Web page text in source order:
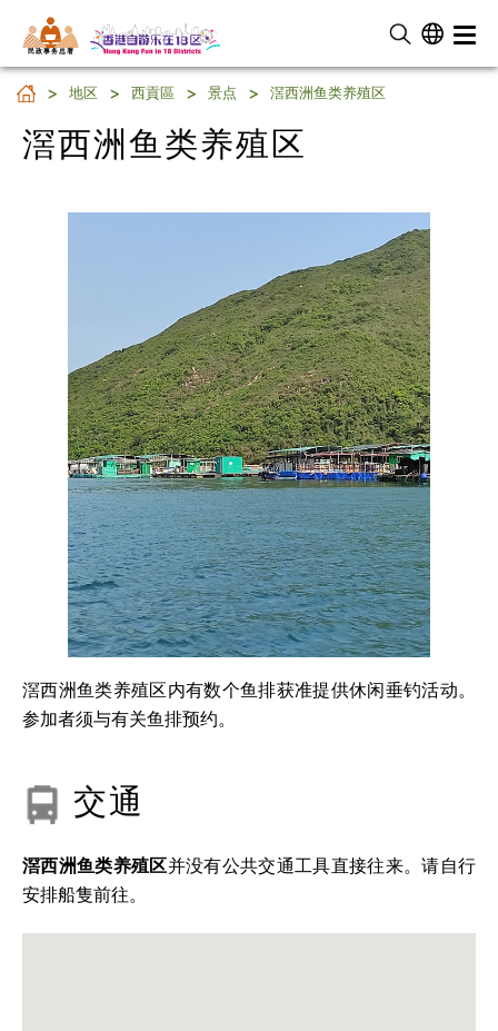
民 政 事 务 总 署
滘西洲鱼类养殖区
地区 西貢區 景点 滘西洲鱼类养殖区
滘西洲鱼类养殖区
滘西洲鱼类养殖区内有数个鱼排获准提供休闲垂钓活动。
参加者须与有关鱼排预约。
交通
滘西洲鱼类养殖区并没有公共交通工具直接往来。请自行
安排船隻前往。